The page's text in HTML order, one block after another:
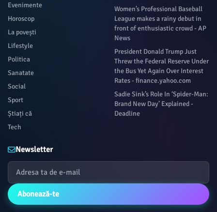
Evenimente
Horoscop
La povești
Lifestyle
Politica
Sanatate
Social
Sport
Știați că
Tech
Women’s Professional Baseball
League makes a rainy debut in
front of enthusiastic crowd - AP
News
President Donald Trump Just
Threw the Federal Reserve Under
the Bus Yet Again Over Interest
Rates - finance.yahoo.com
Sadie Sink’s Role In ‘Spider-Man:
Brand New Day’ Explained -
Deadline
Newsletter
Abonează-te